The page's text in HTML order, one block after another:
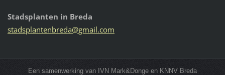
Stadsplanten in Breda
stadsplantenbreda@gmail.com
Een samenwerking van IVN Mark&Donge en KNNV Breda